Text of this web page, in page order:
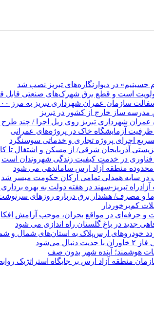
در دیوارنگاره‌های تبریز نصب شد
اولویت است و قطع برق شهرک‌های صنعتی قابل
سازمان عمران شهرداری تبریز به مرز ۱۰۰ هزار تن نزدیک شد
‌ساز خارج از کشور در تبریز
شهرداری تبریز روی ریل اجرا / چند طرح
ظرفیت آزمایشگاه خاک در پروژه‌های عمرانی
اجرای پروژه تجاری و خدماتی سوسنگرد
آذربایجان شرقی/ از مسکن و اشتغال
فناوری در خدمت کیفیت زندگی شهروندان است
محدوده منطقه آزاد ارس ساماندهی می شود
در سایه همدلی تمامی ارکان حکومت میسر شد
تبریز-سهند در هفته دولت به بهره
و مصرف/ هشدار برق درباره روزهای
کم‌برخوردار
و حرفه‌ای در مواقع بحران، موجب آرامش
جدید در باغ گلستان راه اندازی می شود
خودروهای ارس‌پلاک به استان‌های شمال و
می‌شود
هوشمند؛ آینده شهر بدون صف
منطقه آزاد ارس بر جایگاه استراتژیک